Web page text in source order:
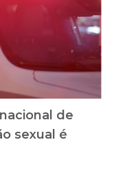
de
sexual é